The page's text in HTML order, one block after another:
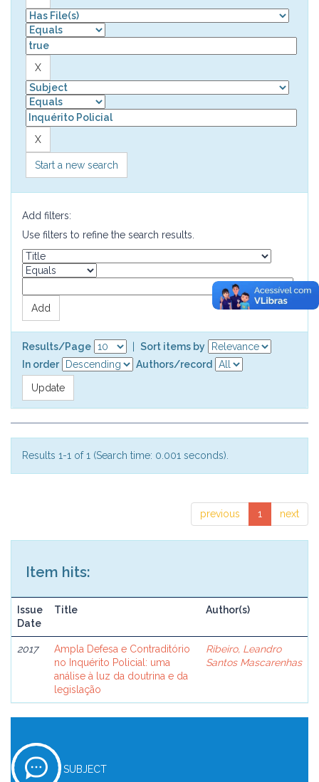
Start a new search
Add filters:
Use filters to refine the search results.
Results/Page
Sort items by
In order
Authors/record
Results 1-1 of 1 (Search time: 0.001 seconds).
previous 1 next
Item hits:
Issue
Date
Title Author(s)
2017
Ampla Defesa e Contraditório
no Inquérito Policial: uma
análise à luz da doutrina e da
legislação
Ribeiro, Leandro
Santos Mascarenhas
SUBJECT